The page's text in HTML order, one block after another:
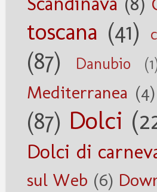
toscana (41)
(87) Danubio
Mediterranea (4)
(87) Dolci
Dolci di
sul Web (6)